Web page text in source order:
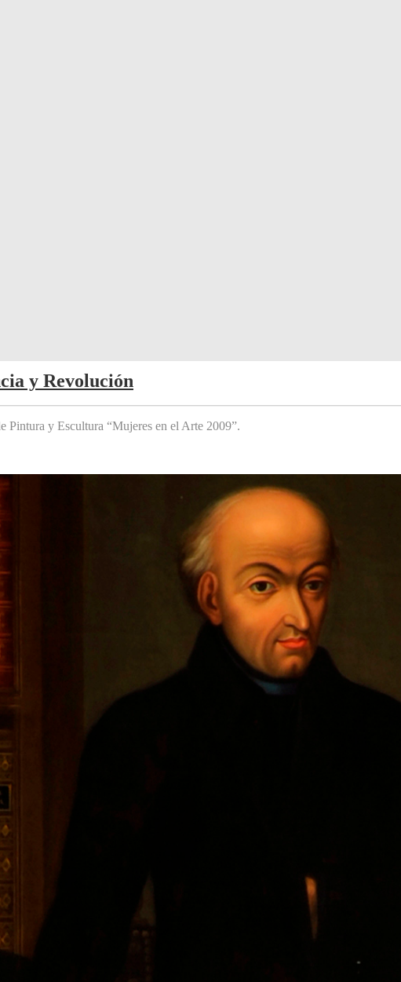
y Revolución
Pintura y Escultura “Mujeres en el Arte 2009”.